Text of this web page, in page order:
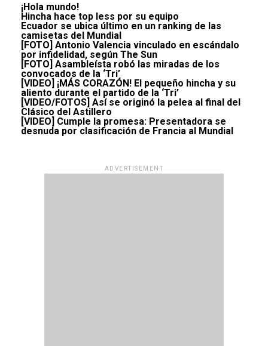
¡Hola mundo!
Hincha hace top less por su equipo
Ecuador se ubica último en un ranking de las
camisetas del Mundial
[FOTO] Antonio Valencia vinculado en escándalo
por infidelidad, según The Sun
[FOTO] Asambleísta robó las miradas de los
convocados de la ‘Tri’
[VIDEO] ¡MÁS CORAZÓN! El pequeño hincha y su
aliento durante el partido de la ‘Tri’
[VIDEO/FOTOS] Así se originó la pelea al final del
Clásico del Astillero
[VIDEO] Cumple la promesa: Presentadora se
desnuda por clasificación de Francia al Mundial
ADVERTISEMENT